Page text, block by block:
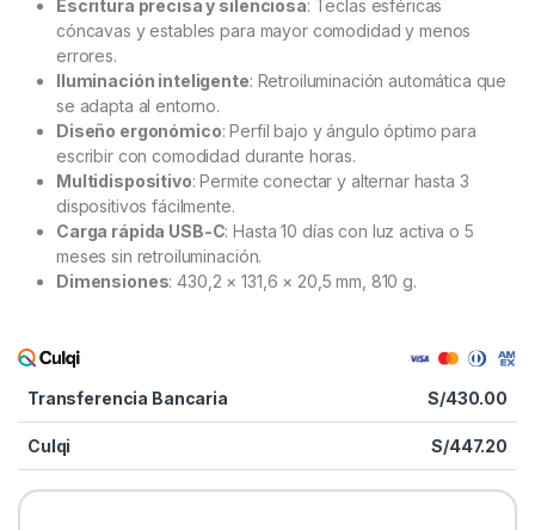
Escritura precisa y silenciosa: Teclas esféricas
cóncavas y estables para mayor comodidad y menos
errores.
Iluminación inteligente: Retroiluminación automática que
se adapta al entorno.
Diseño ergonómico: Perfil bajo y ángulo óptimo para
escribir con comodidad durante horas.
Multidispositivo: Permite conectar y alternar hasta 3
dispositivos fácilmente.
Carga rápida USB-C: Hasta 10 días con luz activa o 5
meses sin retroiluminación.
Dimensiones: 430,2 × 131,6 × 20,5 mm, 810 g.
Transferencia Bancaria S/430.00
Culqi S/447.20